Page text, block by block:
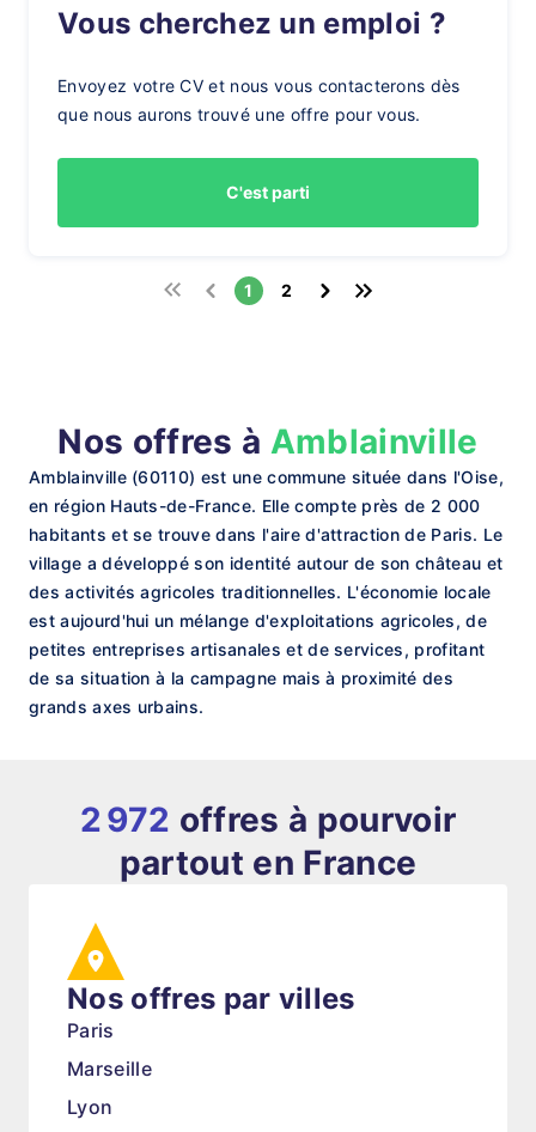
Vous cherchez un emploi ?
Envoyez votre CV et nous vous contacterons dès
que nous aurons trouvé une offre pour vous.
C'est parti
1 2
Nos offres à Amblainville
Amblainville (60110) est une commune située dans l'Oise,
en région Hauts-de-France. Elle compte près de 2 000
habitants et se trouve dans l'aire d'attraction de Paris. Le
village a développé son identité autour de son château et
des activités agricoles traditionnelles. L'économie locale
est aujourd'hui un mélange d'exploitations agricoles, de
petites entreprises artisanales et de services, profitant
de sa situation à la campagne mais à proximité des
grands axes urbains.
2 972 offres à pourvoir
partout en France
Nos offres par villes
Paris
Marseille
Lyon